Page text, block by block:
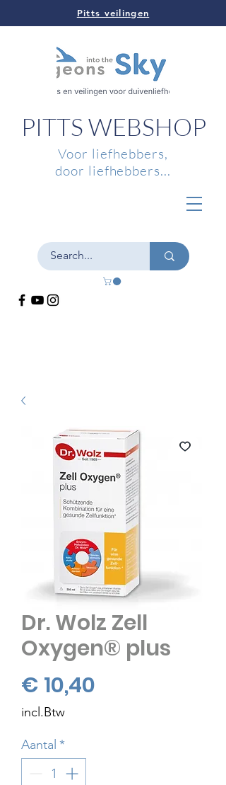
Pitts veilingen
PITTS WEBSHOP
Voor liefhebbers,
door liefhebbers...
Dr. Wolz Zell
Oxygen® plus
€ 10,40
incl.Btw
Aantal *